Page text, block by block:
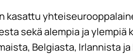
kasattu
sekä alempia ja ylempiä
Belgiasta, Irlannista